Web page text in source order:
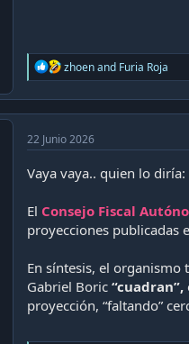
R
e
i
o
s
zhoenand Furia Roja
22 Junio 2026
Vaya vaya.. quien lo diría:
El Consejo Fiscal
proyecciones publicadas
En síntesis, el organismo
Gabriel Boric “cuadran”,
proyección, “faltando”